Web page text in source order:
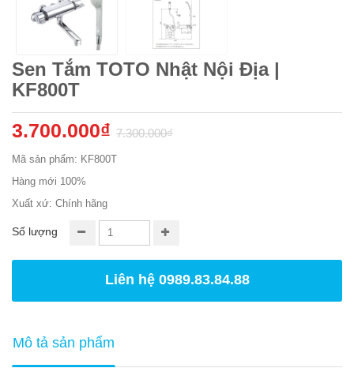
Sen Tắm TOTO Nhật Nội Địa |
KF800T
3.700.000₫ 7.300.000₫
Mã sản phẩm: KF800T
Hàng mới 100%
Xuất xứ: Chính hãng
Số lượng
Liên hệ 0989.83.84.88
Mô tả sản phẩm